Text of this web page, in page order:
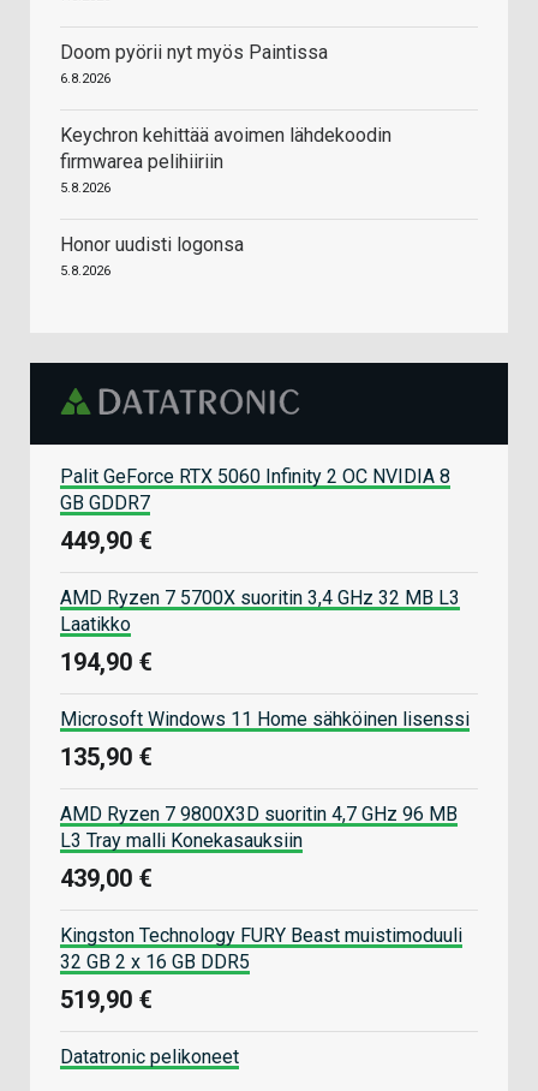
Doom pyörii nyt myös Paintissa
6.8.2026
Keychron kehittää avoimen lähdekoodin
firmwarea pelihiiriin
5.8.2026
Honor uudisti logonsa
5.8.2026
Palit GeForce RTX 5060 Infinity 2 OC NVIDIA 8
GB GDDR7
449,90 €
AMD Ryzen 7 5700X suoritin 3,4 GHz 32 MB L3
Laatikko
194,90 €
Microsoft Windows 11 Home sähköinen lisenssi
135,90 €
AMD Ryzen 7 9800X3D suoritin 4,7 GHz 96 MB
L3 Tray malli Konekasauksiin
439,00 €
Kingston Technology FURY Beast muistimoduuli
32 GB 2 x 16 GB DDR5
519,90 €
Datatronic pelikoneet